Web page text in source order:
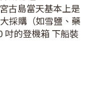
古島當天基本上是
採購（如雪鹽、藥
吋的登機箱 下船裝